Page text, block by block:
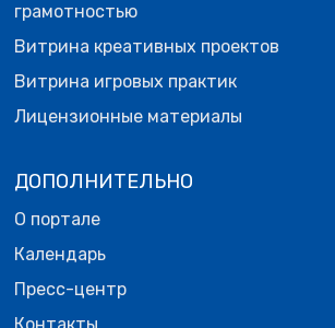
грамотностью
Витрина креативных проектов
Витрина игровых практик
Лицензионные материалы
ДОПОЛНИТЕЛЬНО
О портале
Календарь
Пресс-центр